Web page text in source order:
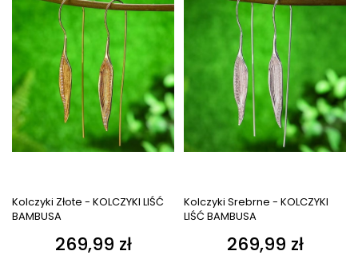
Kolczyki Złote - KOLCZYKI LIŚĆ
BAMBUSA
Cena
269,99 zł
Kolczyki Srebrne - KOLCZYKI
LIŚĆ BAMBUSA
Cena
269,99 zł